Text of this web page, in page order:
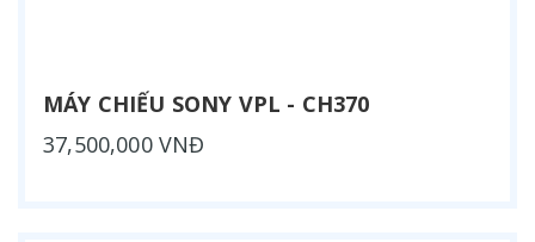
MÁY CHIẾU SONY VPL - CH370
37,500,000 VNĐ